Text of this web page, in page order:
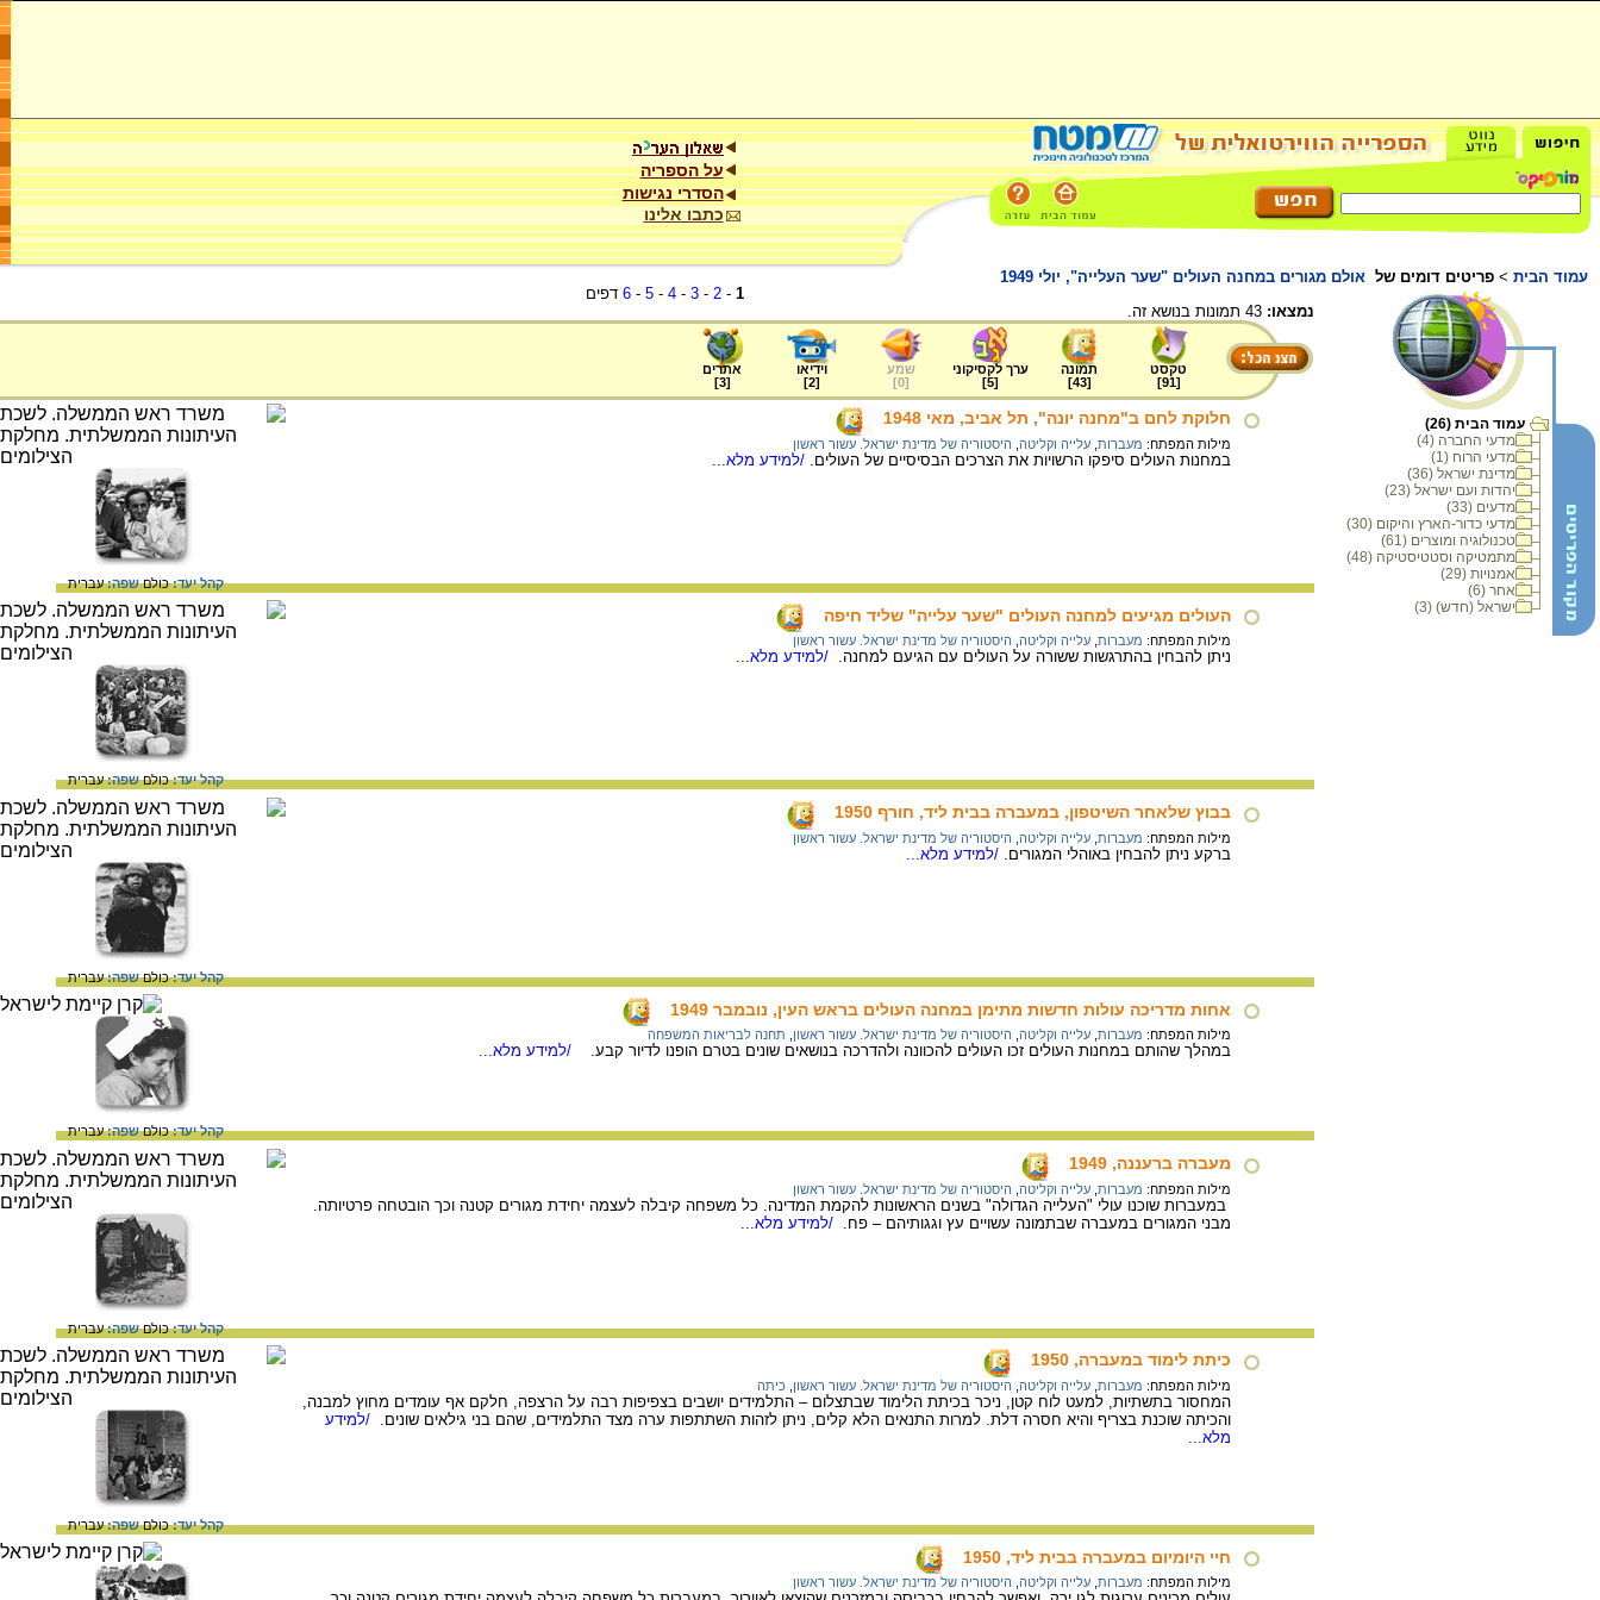
על הספריה
הסדרי נגישות
כתבו אלינו
עמוד הבית > פריטים דומים של אולם מגורים במחנה העולים "שער העלייה", יולי 1949
עמוד הבית (26)
מדעי החברה (4)
מדעי הרוח (1)
מדינת ישראל (36)
יהדות ועם ישראל (23)
מדעים (33)
מדעי כדור-הארץ והיקום (30)
טכנולוגיה ומוצרים (61)
מתמטיקה וסטטיסטיקה (48)
אמנויות (29)
אחר (6)
ישראל (חדש) (3)
1
-
2
-
3
-
4
-
5
-
6 דפים
נמצאו:
טקסט
[
91
]
תמונה
[
43
]
ערך לקסיקוני
[
5
]
שמע
[
0
]
וידיאו
[
2
]
אתרים
[
3
]
חלוקת לחם ב"מחנה יונה", תל אביב, מאי 1948
מילות המפתח: מעברות עלייה וקליטה היסטוריה של מדינת ישראל. עשור ראשון
במחנות העולים סיפקו הרשויות את הצרכים הבסיסיים של העולים. /למידע מלא...
קהל יעד:כולםשפה:עברית
העולים מגיעים למחנה העולים "שער עלייה" שליד חיפה
מילות המפתח: מעברות עלייה וקליטה היסטוריה של מדינת ישראל. עשור ראשון
ניתן להבחין בהתרגשות ששורה על העולים עם הגיעם למחנה. /למידע מלא...
קהל יעד:כולםשפה:עברית
בבוץ שלאחר השיטפון, במעברה בבית ליד, חורף 1950
מילות המפתח: מעברות עלייה וקליטה היסטוריה של מדינת ישראל. עשור ראשון
ברקע ניתן להבחין באוהלי המגורים. /למידע מלא...
קהל יעד:כולםשפה:עברית
אחות מדריכה עולות חדשות מתימן במחנה העולים בראש העין, נובמבר 1949
מילות המפתח: מעברות עלייה וקליטה היסטוריה של מדינת ישראל. עשור ראשון תחנה לבריאות המשפחה
במהלך שהותם במחנות העולים זכו העולים להכוונה ולהדרכה בנושאים שונים בטרם הופנו לדיור קבע. /למידע מלא...
קהל יעד:כולםשפה:עברית
מעברה ברעננה, 1949
מילות המפתח: מעברות עלייה וקליטה היסטוריה של מדינת ישראל. עשור ראשון
במעברות שוכנו עולי "העלייה הגדולה" בשנים הראשונות להקמת המדינה. כל משפחה קיבלה לעצמה יחידת מגורים קטנה וכך הובטחה פרטיותה.
מבני המגורים במעברה שבתמונה עשויים עץ וגגותיהם – פח.
/למידע מלא...
קהל יעד:כולםשפה:עברית
כיתת לימוד במעברה, 1950
מילות המפתח: מעברות עלייה וקליטה היסטוריה של מדינת ישראל. עשור ראשון כיתה
המחסור בתשתיות, למעט לוח קטן, ניכר בכיתת הלימוד שבתצלום – התלמידים יושבים בצפיפות רבה על הרצפה, חלקם אף עומדים מחוץ למבנה,
והכיתה שוכנת בצריף והיא חסרה דלת. למרות התנאים הלא קלים, ניתן לזהות השתתפות ערה מצד התלמידים, שהם בני גילאים שונים.
/למידע
מלא...
קהל יעד:כולםשפה:עברית
חיי היומיום במעברה בבית ליד, 1950
מילות המפתח: מעברות עלייה וקליטה היסטוריה של מדינת ישראל. עשור ראשון